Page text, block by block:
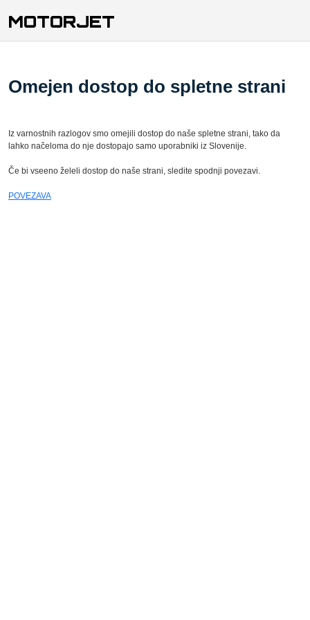
MOTORJET
Omejen dostop do spletne strani
Iz varnostnih razlogov smo omejili dostop do naše spletne strani, tako da
lahko načeloma do nje dostopajo samo uporabniki iz Slovenije.
Če bi vseeno želeli dostop do naše strani, sledite spodnji povezavi.
POVEZAVA